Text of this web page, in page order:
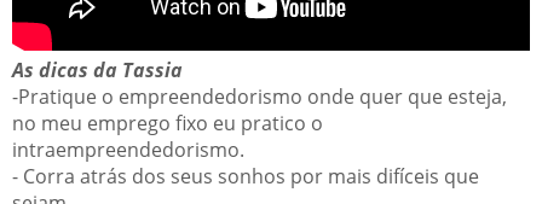
As dicas da Tassia
-Pratique o empreendedorismo onde quer que esteja,
no meu emprego fixo eu pratico o
intraempreendedorismo.
- Corra atrás dos seus sonhos por mais difíceis que